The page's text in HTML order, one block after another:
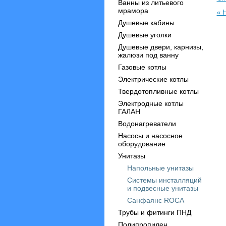
Ванны из литьевого
мрамора
Душевые кабины
Душевые уголки
Душевые двери, карнизы,
жалюзи под ванну
Газовые котлы
Электрические котлы
Твердотопливные котлы
Электродные котлы
ГАЛАН
Водонагреватели
Насосы и насосное
оборудование
Унитазы
Напольные унитазы
Системы инсталляций
и подвесные унитазы
Санфаянс ROCA
Трубы и фитинги ПНД
«